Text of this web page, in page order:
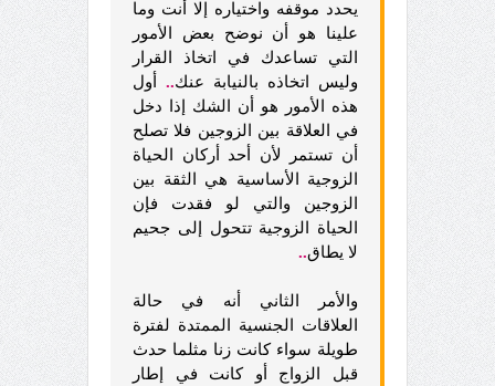
يحدد موقفه واختياره إلا أنت وما
علينا هو أن نوضح بعض الأمور
التي تساعدك في اتخاذ القرار
وليس اتخاذه بالنيابة عنك..
أول
هذه الأمور هو أن الشك إذا دخل
في العلاقة بين الزوجين فلا تصلح
أن تستمر لأن أحد أركان الحياة
الزوجية الأساسية هي الثقة بين
الزوجين والتي لو فقدت فإن
الحياة الزوجية تتحول إلى جحيم
لا يطاق..
والأمر الثاني أنه في حالة
العلاقات الجنسية الممتدة لفترة
طويلة سواء كانت زنا مثلما حدث
قبل الزواج أو كانت في إطار